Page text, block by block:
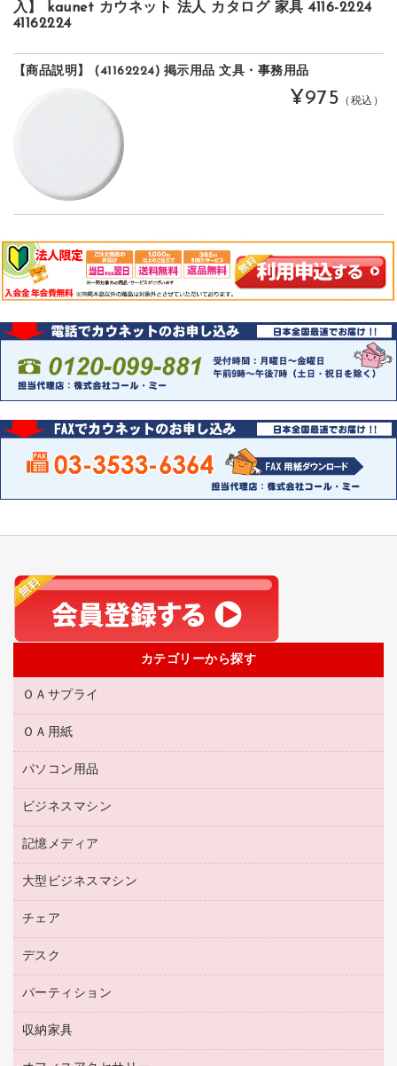
入】 kaunet カウネット 法人 カタログ 家具 4116-2224
41162224
【商品説明】 (41162224) 掲示用品 文具・事務用品
¥975 （税込）
カテゴリーから探す
ＯＡサプライ
互換インクカートリッジ
リサイクルトナー（プール方式）
リサイクルインクカートリッジ
プリンタ用リボン
トナーカートリッジ
コピートナー
インクカートリッジ
ＯＡ用紙
名刺用紙
ワープロ用紙
ラベル用紙
プロッター用紙
ハガキ用紙
その他コピー用紙・プリンタ用紙
コピー用紙
パソコン用品
パソコン周辺機器
マウスパッド
マウス
パソコンバッグ／収納用品
ネットワーク／ＬＡＮ機器
ネットワーク／ＬＡＮアクセサリー
セキュリティ用品
ビジネスマシン
電話機
レーザープリンタ／複合機
メモリーカード
プロジェクタ
ファクシミリ
デジタルカメラ
スキャナー
記憶メディア
ブルーレイディスク
ＣＤ－ＲＷ
ＣＤ－Ｒ
メディア収納用品
大型ビジネスマシン
プリンタ
チェア
応接イス・ベンチ
オフィスチェア
デスク
ミーティングテーブル
デスク
カウンター
パーティション
ホワイトボード・黒板
収納家具